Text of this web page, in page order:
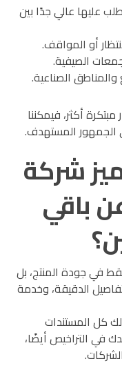
عليها عالي جدًا بين
أو المواقف.
الصيفية.
الصناعية.
أكثر، فيمكننا
الجمهور المستهدف.
شركة
باقي
في جودة المنتج، بل
الدقيقة، وخدمة
كل المستندات
في التراخيص أيضًا،